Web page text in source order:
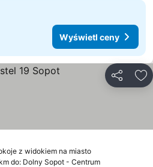
Wyświetl ceny
z widokiem na miasto
do: Dolny Sopot - Centrum